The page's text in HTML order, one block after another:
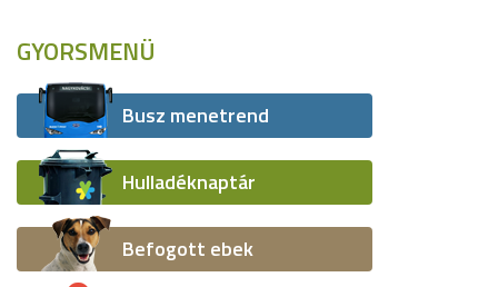
GYORSMENÜ
Busz menetrend
Hulladéknaptár
Befogott ebek